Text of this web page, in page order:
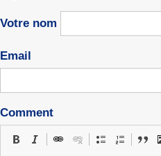
Votre nom
Email
Comment